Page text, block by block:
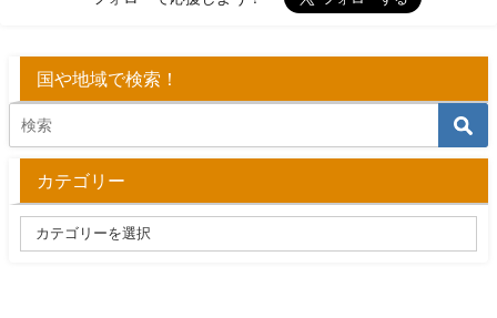
国や地域で検索！
カテゴリー